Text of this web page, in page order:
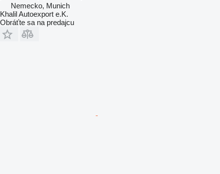
Nemecko, Munich
Khalil Autoexport e.K.
Obráťte sa na predajcu